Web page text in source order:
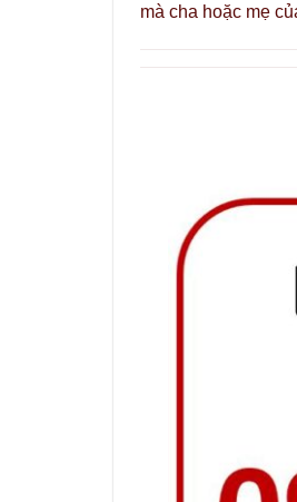
mà cha hoặc mẹ